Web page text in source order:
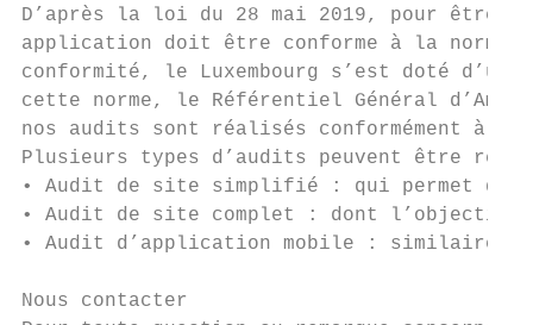
D’après la loi du 28 mai 2019, pour être
application doit être conforme à la
conformité, le Luxembourg s’est doté
cette norme, le Référentiel Général
nos audits sont réalisés conformément à
Plusieurs types d’audits peuvent être
• Audit de site simplifié : qui permet de
• Audit de site complet : dont l’objectif
• Audit d’application mobile : similaire à
Nous contacter